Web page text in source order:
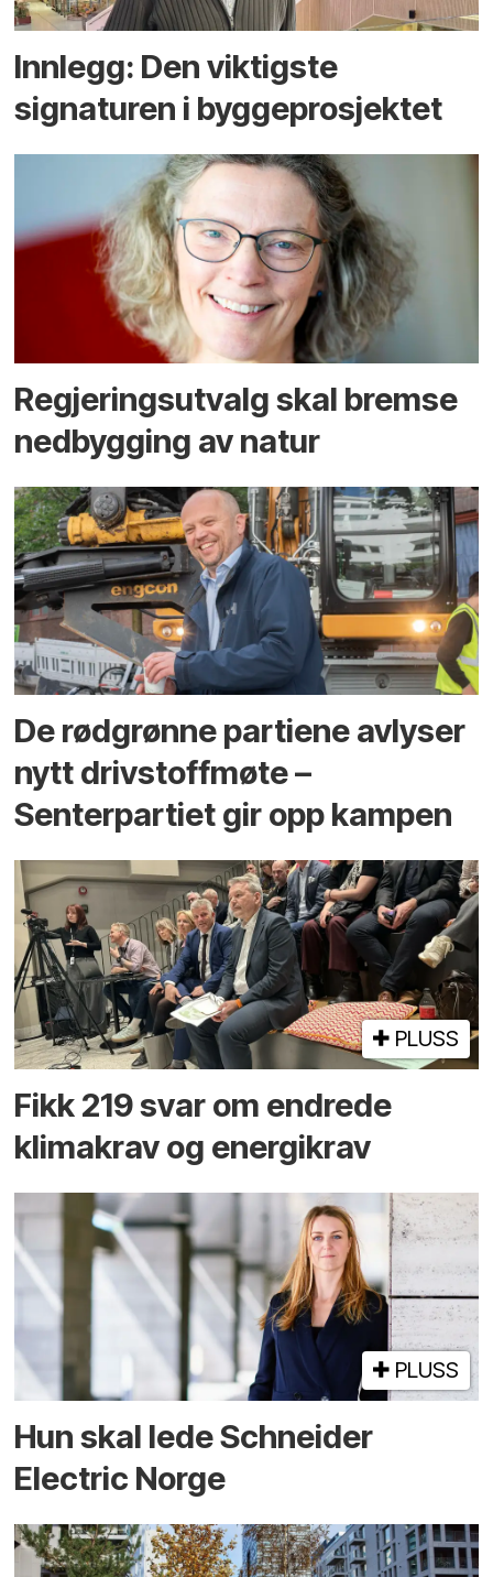
Innlegg: Den viktigste
signaturen i bygge­­prosjektet
Regjerings­utvalg skal bremse
ned­bygging av natur
De rødgrønne partiene avlyser
nytt drivstoffmøte –
Senterpartiet gir opp kampen
PLUSS
Fikk 219 svar om endrede
klimakrav og energikrav
PLUSS
Hun skal lede Schneider
Electric Norge